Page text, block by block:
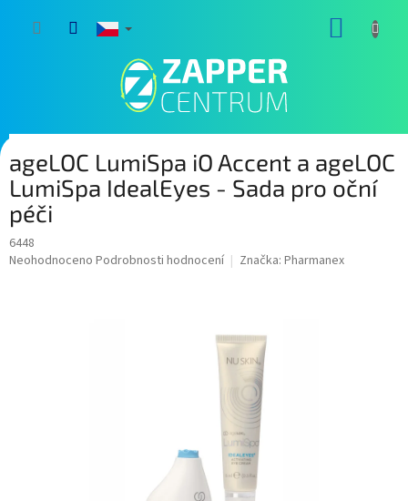
ageLOC LumiSpa iO Accent a ageLOC
LumiSpa IdealEyes - Sada pro oční
péči
6448
Průměrné
Neohodnoceno Podrobnosti hodnocení Značka: Pharmanex